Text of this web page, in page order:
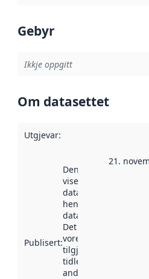
Gebyr
Ikkje oppgitt
Om datasettet
Utgjevar:
Publisert:
Denne datoen
viser når
datasettet vart
henta inn av
data.norge.no.
Det kan ha
vore
tilgjengeleg
tidlegare
andre stader.
21.